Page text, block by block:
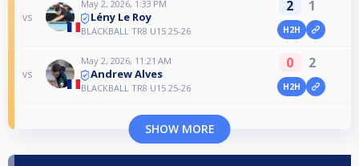
vs
May 2, 2026, 1:33 PM
Lény Le Roy
BLACKBALL TR8 U15 25-26
2 1
H2H
vs
May 2, 2026, 11:21 AM
Andrew Alves
BLACKBALL TR8 U15 25-26
0 2
H2H
SHOW MORE